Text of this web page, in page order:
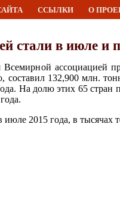
ССЫЛКИ О
стали в июле и
ассоциацией
132,900 млн.
На долю этих 65 стран
2015 года, в тысячах